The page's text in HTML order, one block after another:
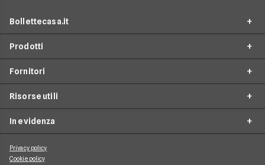
Bollettecasa.it
Contatti
Servizio clienti
Prodotti
Offerte Internet Casa
Offerte Telefonia mobile
Fornitori
Provider Internet
Piattaforme Streaming e Pay-TV
Risorse utili
Guide internet casa
In evidenza
Aggiornamenti su Luce e Gas
Privacy policy
Cookie policy